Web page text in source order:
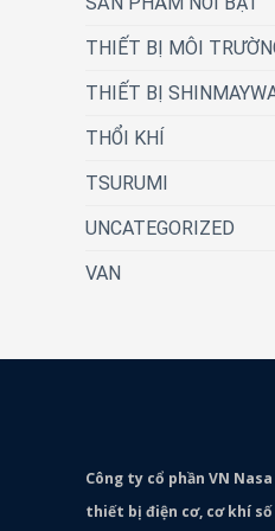
THIẾT BỊ MÔI
THIẾT BỊ
THỔI KHÍ
TSURUMI
UNCATEGORIZED
VAN
Công ty cổ phần VN
thiết bị điện cơ, cơ khí